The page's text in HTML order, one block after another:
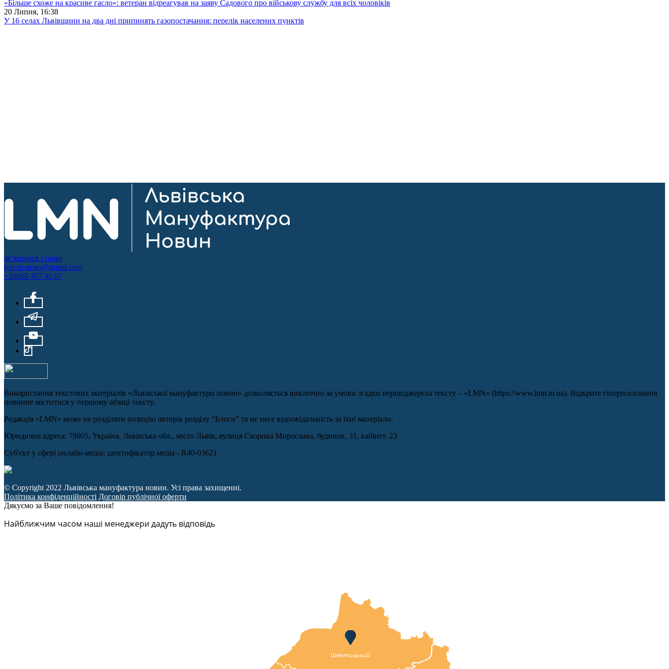
«Більше схоже на красиве гасло»: ветеран відреагував на заяву Садового про військову службу для всіх чоловіків
20 Липня, 16:38
У 16 селах Львівщини на два дні припинять газопостачання: перелік населених пунктів
зв’язатися з нами
lviv.m.news@gmail.com
+38068 497 40 07
Використання текстових матеріалів «Львівської мануфактури новин» дозволяється виключно за умови згадки першоджерела тексту – «LMN» (https://www.lmn.in.ua). Відкрите гіперпосилання
повинне міститися у першому абзаці тексту.
Редакція «LMN» може не розділяти позицію авторів розділу “Блоги” та не несе відповідальність за їхні матеріали.
Юридична адреса: 79005, Україна, Львівська обл., місто Львів, вулиця Скорика Мирослава, будинок, 31, кабінет, 23
Cуб'єкт у сфері онлайн-медіа; ідентифікатор медіа - R40-03621
© Copyright 2022 Львівська мануфактура новин. Усі права захищенні.
Політика конфіденційності Договір публічної оферти
Дякуємо за Ваше повідомлення!
Найближчим часом наші менеджери дадуть відповідь